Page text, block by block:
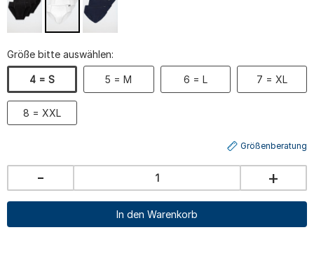
Größe bitte auswählen:
4 = S 5 = M 6 = L 7 = XL
8 = XXL
Größenberatung
- +
In den Warenkorb